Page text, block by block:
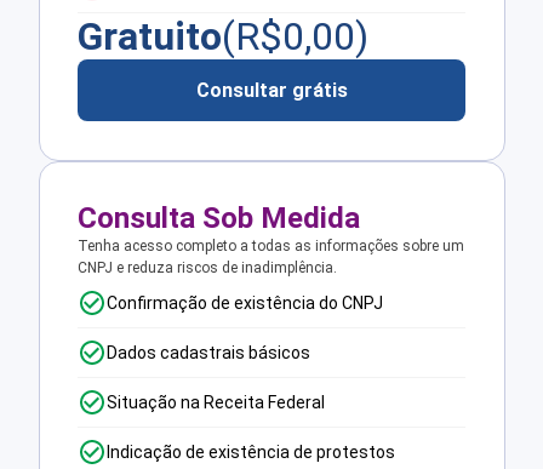
Gratuito(R$0,00)
Consultar grátis
Consulta Sob Medida
Tenha acesso completo a todas as informações sobre um
CNPJ e reduza riscos de inadimplência.
Confirmação de existência do CNPJ
Dados cadastrais básicos
Situação na Receita Federal
Indicação de existência de protestos